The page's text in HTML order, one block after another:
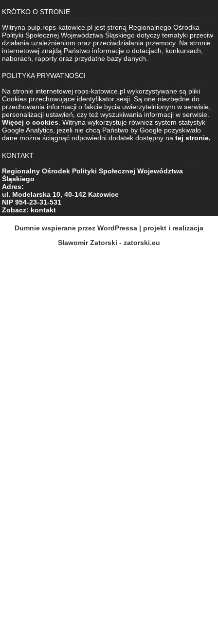
KRÓTKO O STRONIE
Witryna puip.rops-katowice.pl jest stroną Regionalnego Ośrodka
Polityki Społecznej Województwa Śląskiego dotyczy tematyki przeciw
działania uzależnieniom oraz przeciwdziałania przemocy. Na stronie
internetowej znajdą Państwo informacje o dotacjach, konkursach,
naborach, raporty oraz przydatne bazy danych.
POLITYKA PRYWATNOŚCI
Na stronie internetowej rops-katowice.pl wykorzystywane są pliki
Cookies przechowujące identyfikator sesji. Są one niezbędne do
przechowania informacji o fakcie bycia uwierzytelnionym w serwisie,
personalizacji ustawień, czy też wyszukiwania informacji w serwisie.
Więcej o cookies . Witryna wykorzystuje również system statystyk
Google Analytics, jeżeli nie chcą Państwo by Google pozyskiwało
dane można ściągnąć odpowiedni dodatek dostępny na tej stronie.
KONTAKT
Regionalny Ośrodek Polityki Społecznej Województwa
Śląskiego
Adres:
ul. Modelarska 10, 40-142 Katowice
NIP 954-23-31-531
Zobacz: kontakt
Dumnie wspierane przez WordPressa | projekt i realizacja
Sławomir Zatorski - zatorski.eu